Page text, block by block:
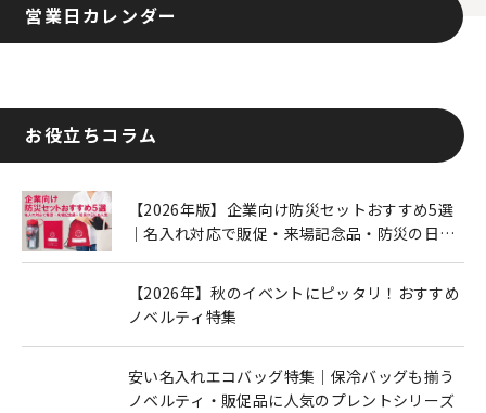
営業日カレンダー
お役立ちコラム
【2026年版】企業向け防災セットおすすめ5選
｜名入れ対応で販促・来場記念品・防災の日に
【2026年】秋のイベントにピッタリ！おすすめ
ノベルティ特集
安い名入れエコバッグ特集｜保冷バッグも揃う
ノベルティ・販促品に人気のプレントシリーズ